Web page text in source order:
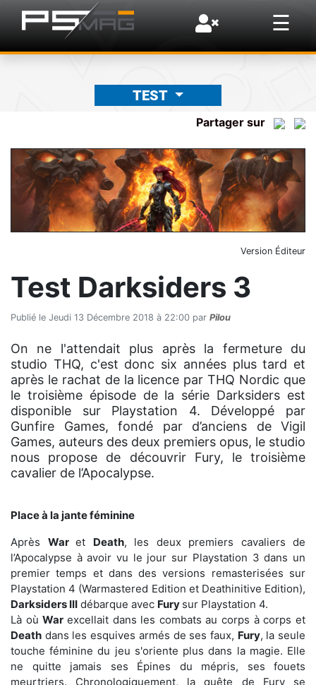
☰
×
TEST
Partager sur
Version Éditeur
Test Darksiders 3
Publié le Jeudi 13 Décembre 2018 à 22:00 par Pilou
On ne l'attendait plus après la fermeture du
studio THQ, c'est donc six années plus tard et
après le rachat de la licence par THQ Nordic que
le troisième épisode de la série Darksiders est
disponible sur Playstation 4. Développé par
Gunfire Games, fondé par d’anciens de Vigil
Games, auteurs des deux premiers opus, le studio
nous propose de découvrir Fury, le troisième
cavalier de l’Apocalypse.
Place à la jante féminine
Après War et Death, les deux premiers cavaliers de
l’Apocalypse à avoir vu le jour sur Playstation 3 dans un
premier temps et dans des versions remasterisées sur
Playstation 4 (Warmastered Edition et Deathinitive Edition),
Darksiders III débarque avec Fury sur Playstation 4.
Là oùWar excellait dans les combats au corps à corps et
Death dans les esquives armés de ses faux, Fury, la seule
touche féminine du jeu s'oriente plus dans la magie. Elle
ne quitte jamais ses Épines du mépris, ses fouets
meurtriers. Chronologiquement, la quête de Fury se